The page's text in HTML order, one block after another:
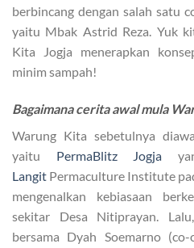
berbincang dengan salah satu
yaitu Mbak Astrid Reza. Yuk
Kita Jogja menerapkan
minim sampah!
Bagaimana cerita awal mula
Warung Kita sebetulnya
yaitu PermaBlitz Jogja
Langit Permaculture Institute
mengenalkan kebiasaan
sekitar Desa Nitiprayan.
bersama Dyah Soemarno